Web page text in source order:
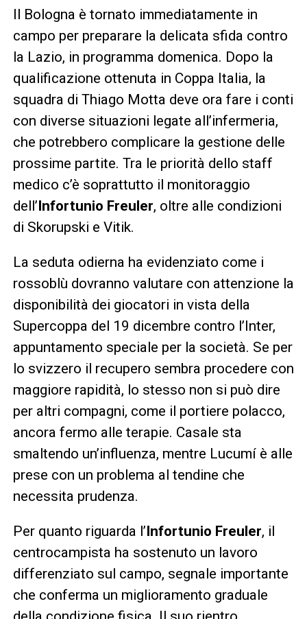
Il Bologna è tornato immediatamente in
campo per preparare la delicata sfida contro
la Lazio, in programma domenica. Dopo la
qualificazione ottenuta in Coppa Italia, la
squadra di Thiago Motta deve ora fare i conti
con diverse situazioni legate all’infermeria,
che potrebbero complicare la gestione delle
prossime partite. Tra le priorità dello staff
medico c’è soprattutto il monitoraggio
dell’Infortunio Freuler, oltre alle condizioni
di Skorupski e Vitik.
La seduta odierna ha evidenziato come i
rossoblù dovranno valutare con attenzione la
disponibilità dei giocatori in vista della
Supercoppa del 19 dicembre contro l’Inter,
appuntamento speciale per la società. Se per
lo svizzero il recupero sembra procedere con
maggiore rapidità, lo stesso non si può dire
per altri compagni, come il portiere polacco,
ancora fermo alle terapie. Casale sta
smaltendo un’influenza, mentre Lucumí è alle
prese con un problema al tendine che
necessita prudenza.
Per quanto riguarda l’Infortunio Freuler, il
centrocampista ha sostenuto un lavoro
differenziato sul campo, segnale importante
che conferma un miglioramento graduale